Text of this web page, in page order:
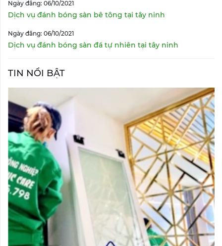
Ngày đăng: 06/10/2021
Dịch vụ đánh bóng sàn bê tông tại tây ninh
Ngày đăng: 06/10/2021
Dịch vụ đánh bóng sàn đá tự nhiên tại tây ninh
TIN NỔI BẬT